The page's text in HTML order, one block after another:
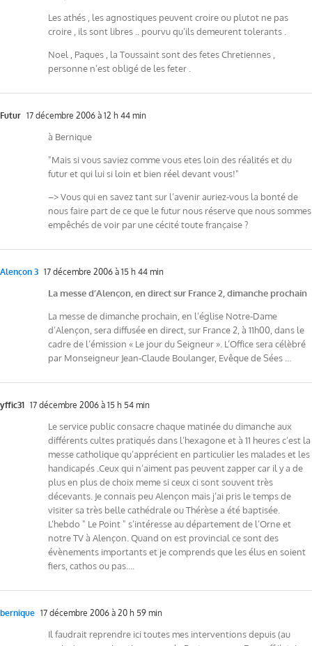
Les athés , les agnostiques peuvent croire ou plutot ne pas
croire , ils sont libres .. pourvu qu’ils demeurent tolerants .
Noel , Paques , la Toussaint sont des fetes Chretiennes ,
personne n’est obligé de les feter .
Futur 17 décembre 2006 à 12 h 44 min
à Bernique
"Mais si vous saviez comme vous etes loin des réalités et du
futur et qui lui si loin et bien réel devant vous!"
–> Vous qui en savez tant sur l’avenir auriez-vous la bonté de
nous faire part de ce que le futur nous réserve que nous sommes
empêchés de voir par une cécité toute française ?
Alençon 3 17 décembre 2006 à 15 h 44 min
La messe d’Alençon, en direct sur France 2, dimanche prochain
La messe de dimanche prochain, en l’église Notre-Dame
d’Alençon, sera diffusée en direct, sur France 2, à 11h00, dans le
cadre de l’émission « Le jour du Seigneur ». L’Office sera célèbré
par Monseigneur Jean-Claude Boulanger, Evêque de Sées …
yffic31 17 décembre 2006 à 15 h 54 min
Le service public consacre chaque matinée du dimanche aux
différents cultes pratiqués dans l’hexagone et à 11 heures c’est la
messe catholique qu’apprécient en particulier les malades et les
handicapés .Ceux qui n’aiment pas peuvent zapper car il y a de
plus en plus de choix meme si ceux ci sont souvent très
décevants. Je connais peu Alençon mais j’ai pris le temps de
visiter sa très belle cathédrale ou Thérèse a été baptisée.
L’hebdo " Le Point " s’intéresse au département de l’Orne et
notre TV à Alençon. Quand on est provincial ce sont des
évènements importants et je comprends que les élus en soient
fiers, cathos ou pas….
bernique 17 décembre 2006 à 20 h 59 min
Il faudrait reprendre ici toutes mes interventions depuis (au